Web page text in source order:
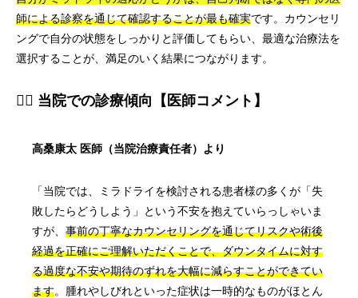
師による診察を通じて確認することが最も確実です。カウンセリ
ングで自分の状態をしっかりと評価してもらい、最適な治療法を
選択することが、満足のいく結果につながります。
👨‍⚕️ 当院での診療傾向【医師コメント】
高桑康太 医師（当院治療責任者）より
「当院では、ミラドライを検討される患者様の多くが「失
敗したらどうしよう」という不安を抱えていらっしゃいま
すが、 事前の丁寧なカウンセリングを通じてリスクや術後
経過を正確にご理解いただくことで、ダウンタイムに対す
る過度な不安や期待のずれを大幅に減らすことができてい
ます。腫れやしびれといった症状は一時的なものがほとん